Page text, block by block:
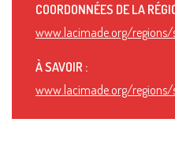
COORDONNÉES DE LA
www.lacimade.org/
À SAVOIR :
www.lacimade.org/